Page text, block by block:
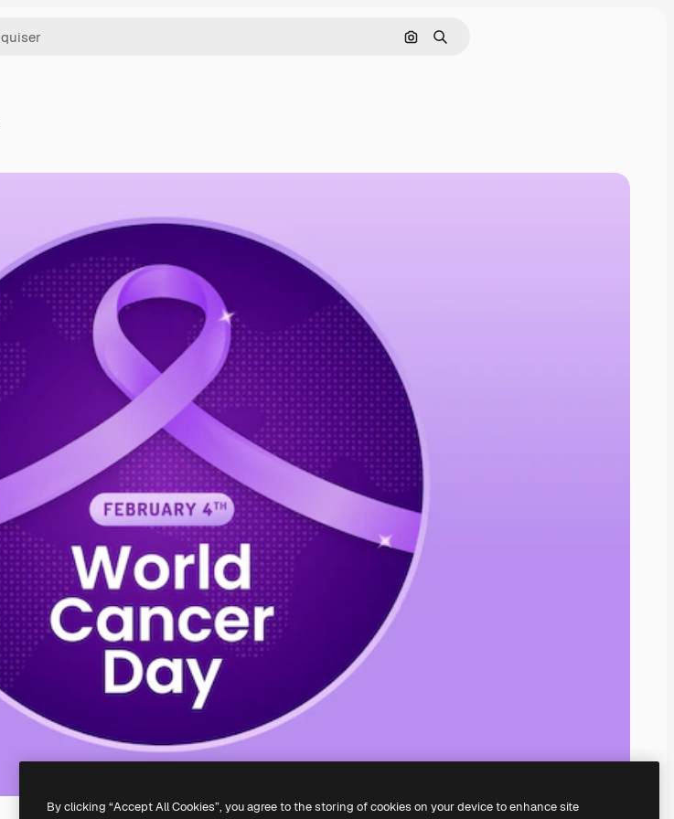
Pesquisar por imagem
Buscar
By clicking “Accept All Cookies”, you agree to the storing of cookies on your device to enhance site